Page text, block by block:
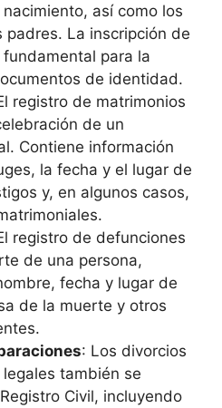
así como los
padres. La inscripción de
para la
de identidad.
registro de matrimonios
de un
Contiene información
la fecha y el lugar de
y, en algunos casos,
registro de defunciones
de una persona,
fecha y lugar de
de la muerte y otros
: Los divorcios
también se
Civil, incluyendo